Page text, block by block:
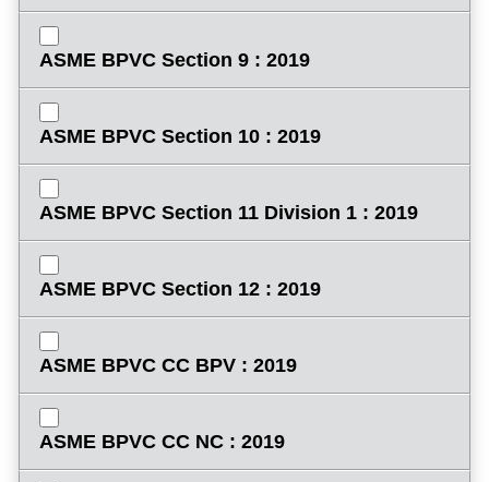
ASME BPVC Section 9 : 2019
ASME BPVC Section 10 : 2019
ASME BPVC Section 11 Division 1 : 2019
ASME BPVC Section 12 : 2019
ASME BPVC CC BPV : 2019
ASME BPVC CC NC : 2019